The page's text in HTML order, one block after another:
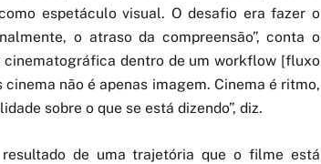
espetáculo visual. O desafio era fazer o
o atraso da compreensão”, conta o
dentro de um workflow [fluxo
não é apenas imagem. Cinema é ritmo,
sobre o que se está dizendo”, diz.
de uma trajetória que o filme está